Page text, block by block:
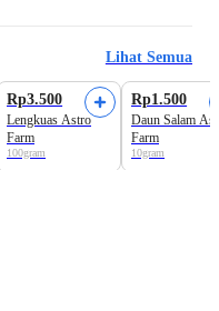
Lihat Semua
Rp3.500
Lengkuas Astro
Farm
100gram
Rp1.500
Daun Salam
Farm
10gram